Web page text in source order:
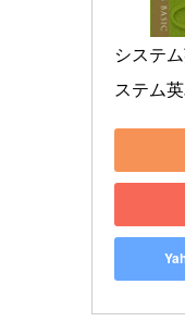
システ
ステム